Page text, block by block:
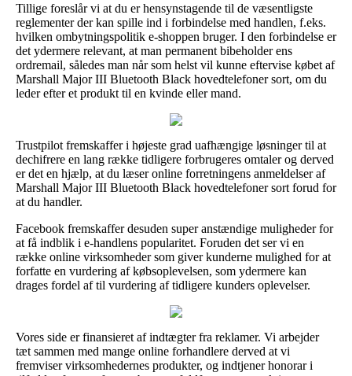
Tillige foreslår vi at du er hensynstagende til de væsentligste
reglementer der kan spille ind i forbindelse med handlen, f.eks.
hvilken ombytningspolitik e-shoppen bruger. I den forbindelse er
det ydermere relevant, at man permanent bibeholder ens
ordremail, således man når som helst vil kunne eftervise købet af
Marshall Major III Bluetooth Black hovedtelefoner sort, om du
leder efter et produkt til en kvinde eller mand.
Trustpilot fremskaffer i højeste grad uafhængige løsninger til at
dechifrere en lang række tidligere forbrugeres omtaler og derved
er det en hjælp, at du læser online forretningens anmeldelser af
Marshall Major III Bluetooth Black hovedtelefoner sort forud for
at du handler.
Facebook fremskaffer desuden super anstændige muligheder for
at få indblik i e-handlens popularitet. Foruden det ser vi en
række online virksomheder som giver kunderne mulighed for at
forfatte en vurdering af købsoplevelsen, som ydermere kan
drages fordel af til vurdering af tidligere kunders oplevelser.
Vores side er finansieret af indtægter fra reklamer. Vi arbejder
tæt sammen med mange online forhandlere derved at vi
fremviser virksomhedernes produkter, og indtjener honorar i